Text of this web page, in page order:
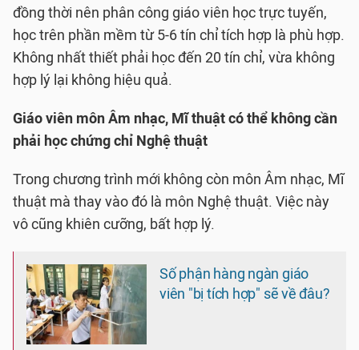
đồng thời nên phân công giáo viên học trực tuyến,
học trên phần mềm từ 5-6 tín chỉ tích hợp là phù hợp.
Không nhất thiết phải học đến 20 tín chỉ, vừa không
hợp lý lại không hiệu quả.
Giáo viên môn Âm nhạc, Mĩ thuật có thể không cần
phải học chứng chỉ Nghệ thuật
Trong chương trình mới không còn môn Âm nhạc, Mĩ
thuật mà thay vào đó là môn Nghệ thuật. Việc này
vô cũng khiên cưỡng, bất hợp lý.
Số phận hàng ngàn giáo
viên "bị tích hợp" sẽ về đâu?